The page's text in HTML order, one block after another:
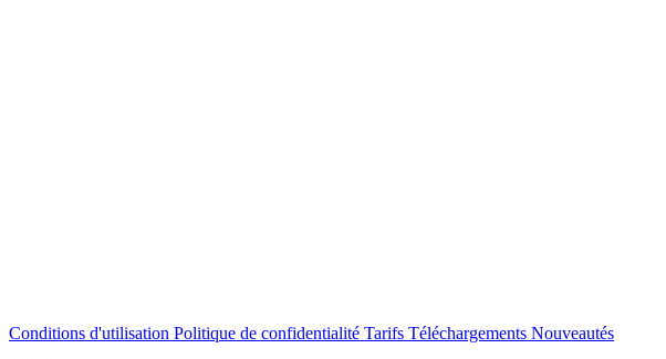
Conditions d'utilisation Politique de confidentialité Tarifs Téléchargements Nouveautés